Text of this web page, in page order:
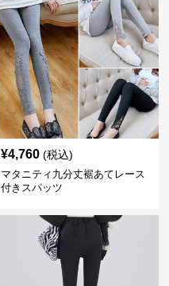
¥4,760 (税込)
マタニティ九分丈裾あてレース
付きスパッツ